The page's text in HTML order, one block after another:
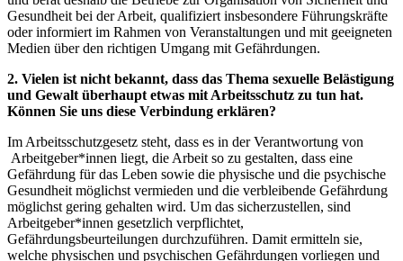
Gesundheit bei der Arbeit, qualifiziert insbesondere Führungskräfte
oder informiert im Rahmen von Veranstaltungen und mit geeigneten
Medien über den richtigen Umgang mit Gefährdungen.
2. Vielen ist nicht bekannt, dass das Thema sexuelle Belästigung
und Gewalt überhaupt etwas mit Arbeitsschutz zu tun hat.
Können Sie uns diese Verbindung erklären?
Im Arbeitsschutzgesetz steht, dass es in der Verantwortung von
Arbeitgeber*innen liegt, die Arbeit so zu gestalten, dass eine
Gefährdung für das Leben sowie die physische und die psychische
Gesundheit möglichst vermieden und die verbleibende Gefährdung
möglichst gering gehalten wird. Um das sicherzustellen, sind
Arbeitgeber*innen gesetzlich verpflichtet,
Gefährdungsbeurteilungen durchzuführen. Damit ermitteln sie,
welche physischen und psychischen Gefährdungen vorliegen und